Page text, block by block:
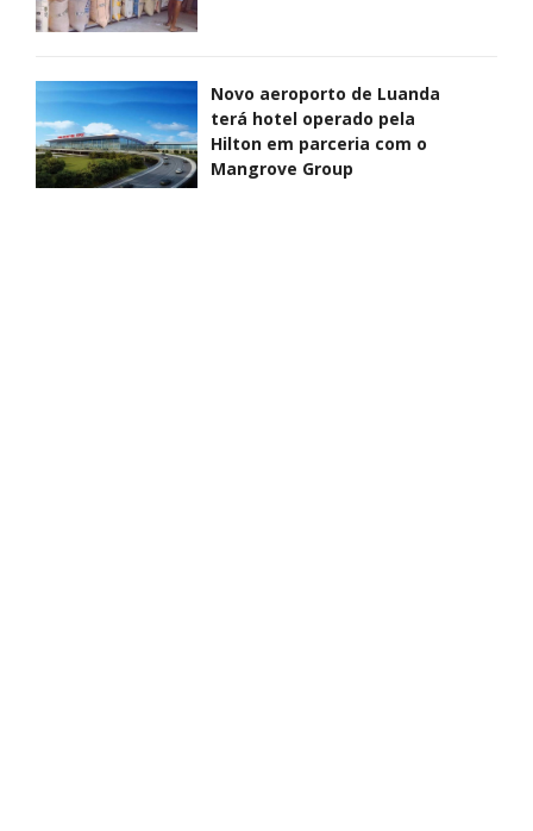
Novo aeroporto de Luanda
terá hotel operado pela
Hilton em parceria com o
Mangrove Group